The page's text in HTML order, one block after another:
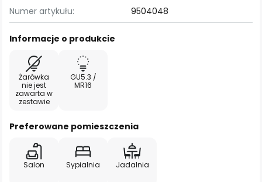
Numer artykułu: 9504048
Informacje o produkcie
Żarówka
nie jest
zawarta w
zestawie
GU5.3 /
MR16
Preferowane pomieszczenia
Salon Sypialnia Jadalnia